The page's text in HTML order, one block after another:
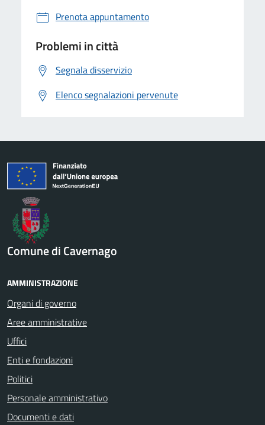
Prenota appuntamento
Problemi in città
Segnala disservizio
Elenco segnalazioni pervenute
Comune di Cavernago
AMMINISTRAZIONE
Organi di governo
Aree amministrative
Uffici
Enti e fondazioni
Politici
Personale amministrativo
Documenti e dati